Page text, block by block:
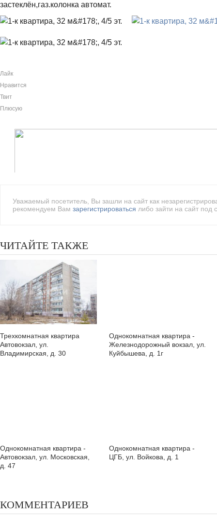
застеклён,газ.колонка автомат.
Лайк
Нравится
Твит
Плюсую
Уважаемый посетитель, Вы зашли на сайт как
рекомендуем Вам зарегистрироваться либо зайти на сайт
ЧИТАЙТЕ ТАКЖЕ
Трехкомнатная квартира
Автовокзал, ул.
Владимирская, д. 30
Однокомнатная квартира -
Железнодорожный вокзал, ул.
Куйбышева, д. 1г
Однокомнатная квартира -
Автовокзал, ул. Московская,
д. 47
Однокомнатная квартира -
ЦГБ, ул. Войкова, д. 1
КОММЕНТАРИЕВ